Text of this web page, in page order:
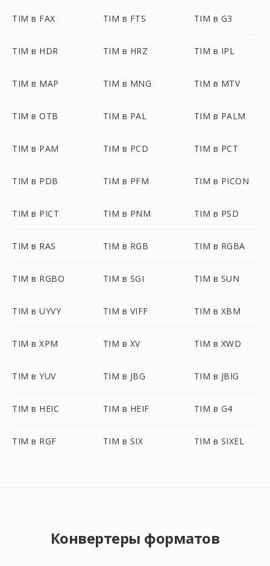
TIM в FAX TIM в FTS TIM в G3
TIM в HDR TIM в HRZ TIM в IPL
TIM в MAP TIM в MNG TIM в MTV
TIM в OTB TIM в PAL TIM в PALM
TIM в PAM TIM в PCD TIM в PCT
TIM в PDB TIM в PFM TIM в PICON
TIM в PICT TIM в PNM TIM в PSD
TIM в RAS TIM в RGB TIM в RGBA
TIM в RGBO TIM в SGI TIM в SUN
TIM в UYVY TIM в VIFF TIM в XBM
TIM в XPM TIM в XV TIM в XWD
TIM в YUV TIM в JBG TIM в JBIG
TIM в HEIC TIM в HEIF TIM в G4
TIM в RGF TIM в SIX TIM в SIXEL
Конвертеры форматов